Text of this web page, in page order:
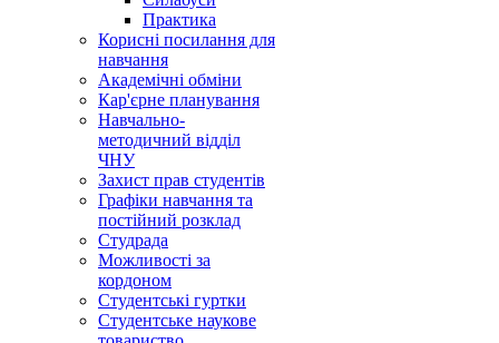
Практика
Корисні посилання для
навчання
Академічні обміни
Кар'єрне планування
Навчально-
методичний відділ
ЧНУ
Захист прав студентів
Графіки навчання та
постійний розклад
Студрада
Можливості за
кордоном
Студентські гуртки
Студентське наукове